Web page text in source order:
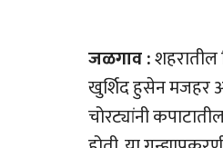
जळगाव :शहरातील
खुर्शिद हुसेन मजहर
चोरट्यांनी